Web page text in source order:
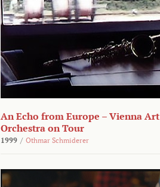
An Echo from Europe – Vienna Art
Orchestra on Tour
1999 / Othmar Schmiderer